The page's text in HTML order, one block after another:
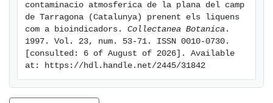
contaminacio atmosferica de la plana del camp
de Tarragona (Catalunya) prenent els liquens
com a bioindicadors. Collectanea Botanica .
1997. Vol. 23, num. 53-71. ISSN 0010-0730.
[consulted: 6 of August of 2026]. Available
at: https://hdl.handle.net/2445/31842